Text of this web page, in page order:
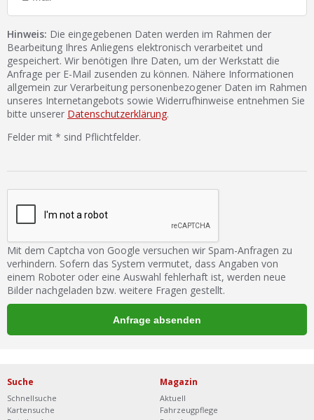
Hinweis: Die eingegebenen Daten werden im Rahmen der
Bearbeitung Ihres Anliegens elektronisch verarbeitet und
gespeichert. Wir benötigen Ihre Daten, um der Werkstatt die
Anfrage per E-Mail zusenden zu können. Nähere Informationen
allgemein zur Verarbeitung personenbezogener Daten im Rahmen
unseres Internetangebots sowie Widerrufhinweise entnehmen Sie
bitte unserer Datenschutzerklärung.
Felder mit * sind Pflichtfelder.
Mit dem Captcha von Google versuchen wir Spam-Anfragen zu
verhindern. Sofern das System vermutet, dass Angaben von
einem Roboter oder eine Auswahl fehlerhaft ist, werden neue
Bilder nachgeladen bzw. weitere Fragen gestellt.
Suche
Schnellsuche
Kartensuche
Magazin
Aktuell
Fahrzeugpflege